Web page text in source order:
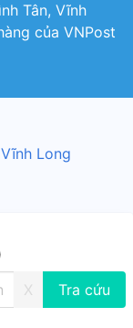
Tân, Vĩnh
của VNPost
Long
X